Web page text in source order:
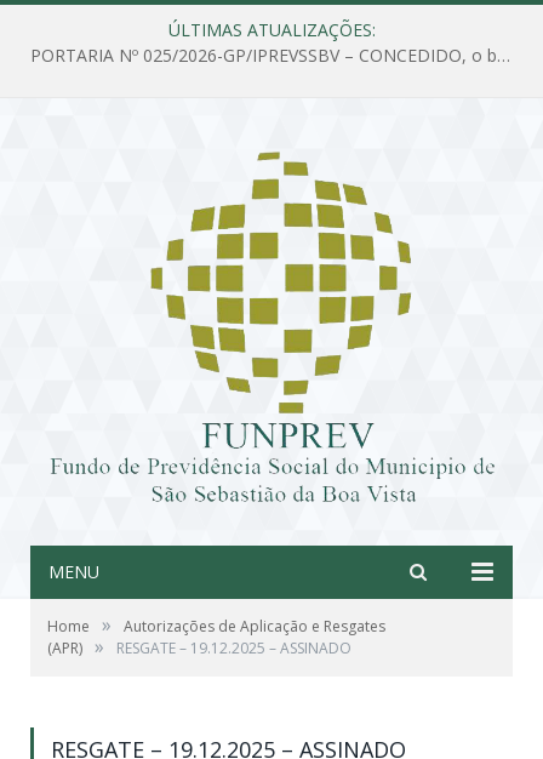
ÚLTIMAS ATUALIZAÇÕES:
PORTARIA Nº 025/2026-GP/IPREVSSBV – CONCEDIDO, o benefício de PENSÃO a MARIA ESTELA DOS SANTOS SOUZA
MENU
Home »
Autorizações de Aplicação e Resgates
(APR) » RESGATE – 19.12.2025 – ASSINADO
RESGATE – 19.12.2025 – ASSINADO